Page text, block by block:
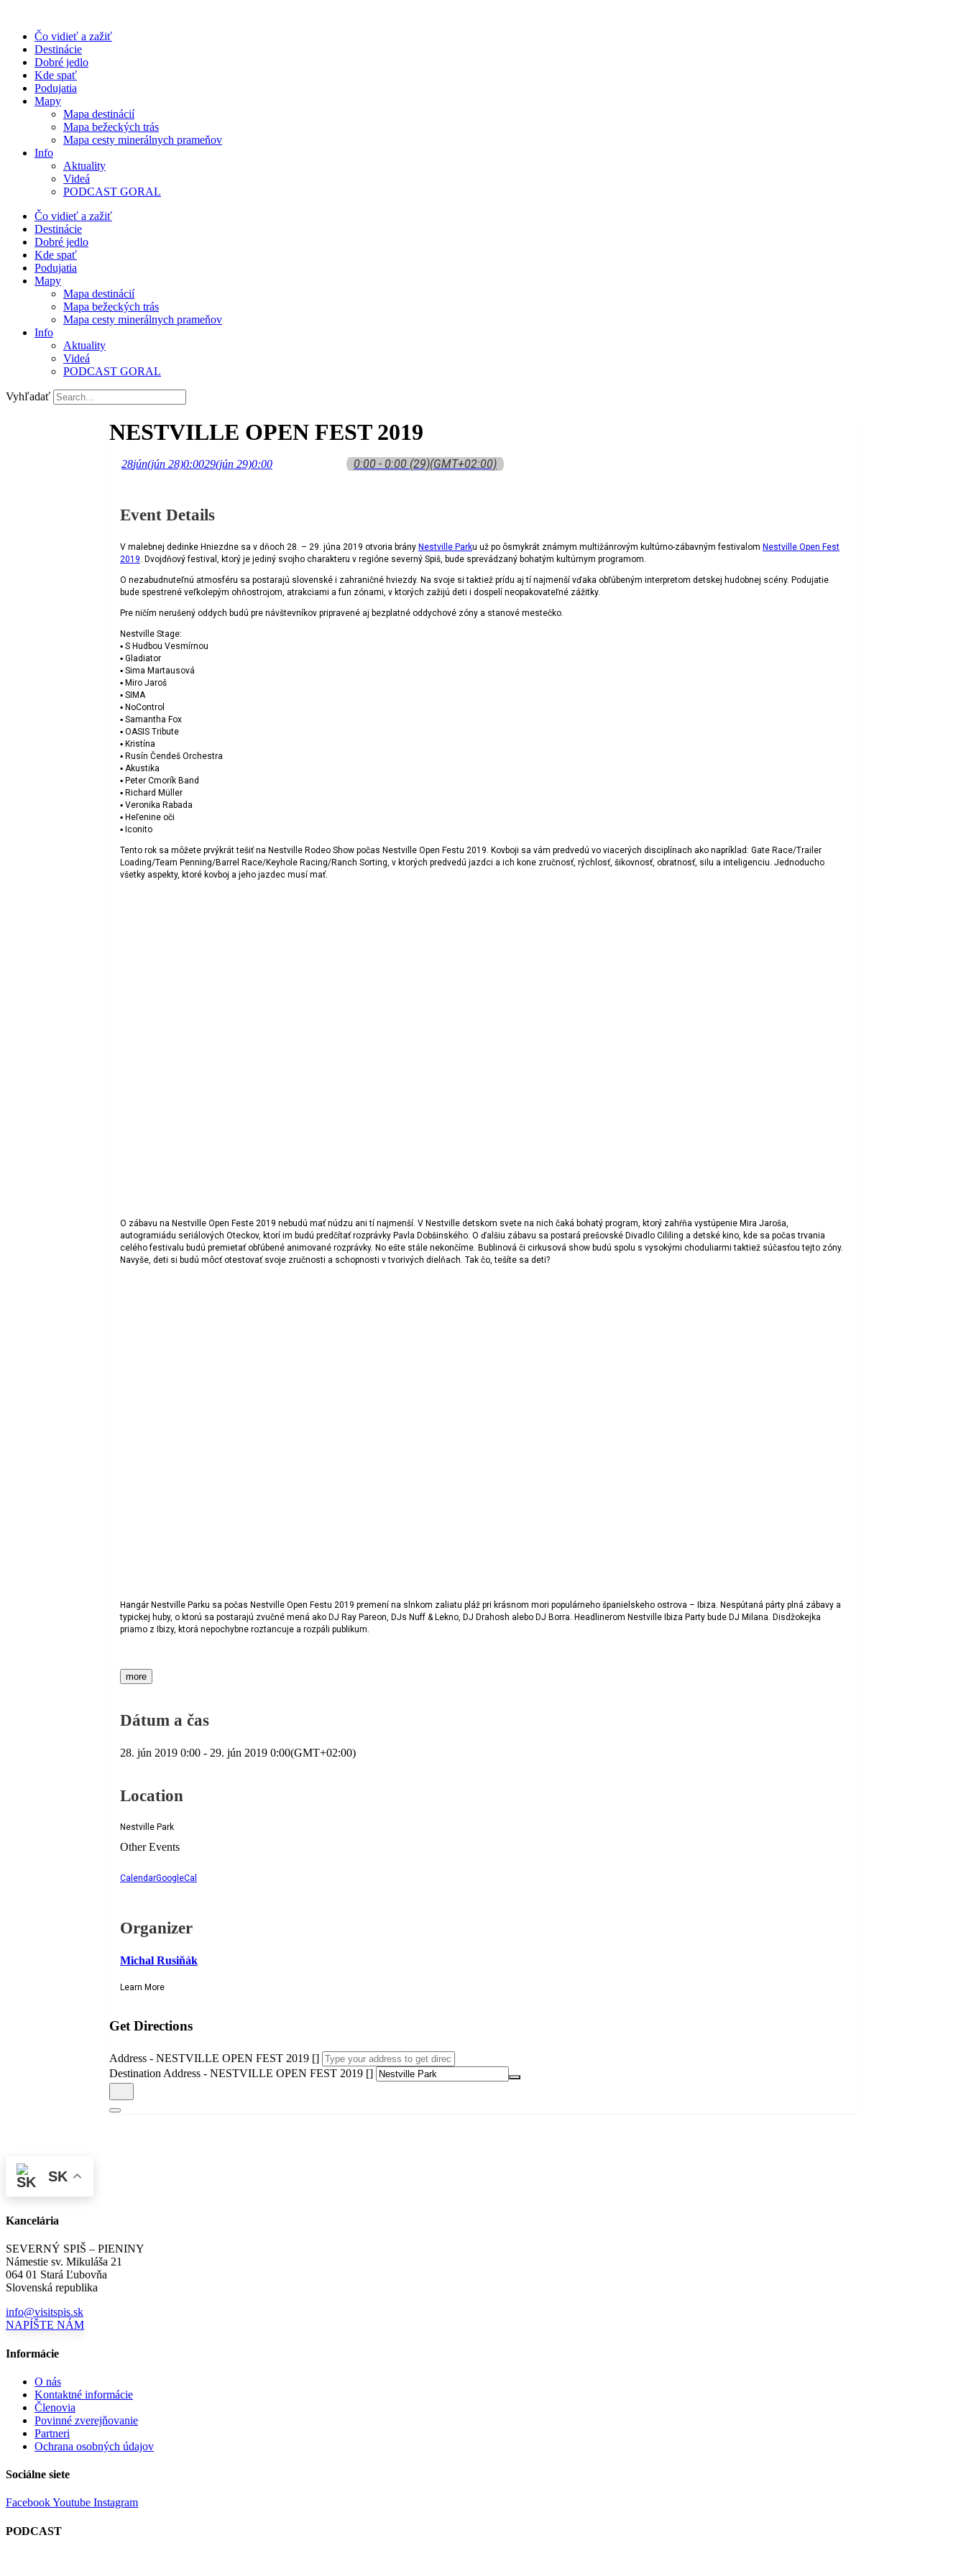
obsah
Čo vidieť a zažiť
Destinácie
Dobré jedlo
Kde spať
Podujatia
Mapy
Mapa destinácií
Mapa bežeckých trás
Mapa cesty minerálnych prameňov
Info
Aktuality
Videá
PODCAST GORAL
Čo vidieť a zažiť
Destinácie
Dobré jedlo
Kde spať
Podujatia
Mapy
Mapa destinácií
Mapa bežeckých trás
Mapa cesty minerálnych prameňov
Info
Aktuality
Videá
PODCAST GORAL
Vyhľadať
NESTVILLE OPEN FEST 2019
28jún(jún 28)0:0029(jún 29)0:00 0:00 - 0:00 (29)(GMT+02:00)
Event Details
V malebnej dedinke Hniezdne sa v dňoch 28. – 29. júna 2019 otvoria brány Nestville Parku už po ôsmykrát známym multižánrovým kultúrno-zábavným festivalom Nestville Open Fest
2019. Dvojdňový festival, ktorý je jediný svojho charakteru v regióne severný Spiš, bude sprevádzaný bohatým kultúrnym programom.
O nezabudnuteľnú atmosféru sa postarajú slovenské i zahraničné hviezdy. Na svoje si taktiež prídu aj tí najmenší vďaka obľúbeným interpretom detskej hudobnej scény. Podujatie
bude spestrené veľkolepým ohňostrojom, atrakciami a fun zónami, v ktorých zažijú deti i dospelí neopakovateľné zážitky.
Pre ničím nerušený oddych budú pre návštevníkov pripravené aj bezplatné oddychové zóny a stanové mestečko.
Nestville Stage:
▪️ S Hudbou Vesmírnou
▪️ Gladiator
▪️ Sima Martausová
▪️ Miro Jaroš
▪️ SIMA
▪️ NoControl
▪️ Samantha Fox
▪️ OASIS Tribute
▪️ Kristína
▪️ Rusín Čendeš Orchestra
▪️ Akustika
▪️ Peter Cmorík Band
▪️ Richard Müller
▪️ Veronika Rabada
▪️ Heľenine oči
▪️ Iconito
Tento rok sa môžete prvýkrát tešiť na Nestville Rodeo Show počas Nestville Open Festu 2019. Kovboji sa vám predvedú vo viacerých disciplínach ako napríklad: Gate Race/Trailer
Loading/Team Penning/Barrel Race/Keyhole Racing/Ranch Sorting, v ktorých predvedú jazdci a ich kone zručnosť, rýchlosť, šikovnosť, obratnosť, silu a inteligenciu. Jednoducho
všetky aspekty, ktoré kovboj a jeho jazdec musí mať.
O zábavu na Nestville Open Feste 2019 nebudú mať núdzu ani tí najmenší. V Nestville detskom svete na nich čaká bohatý program, ktorý zahŕňa vystúpenie Mira Jaroša,
autogramiádu seriálových Oteckov, ktorí im budú predčítať rozprávky Pavla Dobšinského. O ďalšiu zábavu sa postará prešovské Divadlo Cililing a detské kino, kde sa počas trvania
celého festivalu budú premietať obľúbené animované rozprávky. No ešte stále nekončíme. Bublinová či cirkusová show budú spolu s vysokými choduliarmi taktiež súčasťou tejto zóny.
Navyše, deti si budú môcť otestovať svoje zručnosti a schopnosti v tvorivých dielňach. Tak čo, tešíte sa deti?
Hangár Nestville Parku sa počas Nestville Open Festu 2019 premení na slnkom zaliatu pláž pri krásnom mori populárneho španielskeho ostrova – Ibiza. Nespútaná párty plná zábavy a
typickej huby, o ktorú sa postarajú zvučné mená ako DJ Ray Pareon, DJs Nuff & Lekno, DJ Drahosh alebo DJ Borra. Headlinerom Nestville Ibiza Party bude DJ Milana​. Disdžokejka
priamo z Ibizy, ktorá nepochybne roztancuje a rozpáli publikum.
more
Dátum a čas
28. jún 2019 0:00 - 29. jún 2019 0:00(GMT+02:00)
Location
Nestville Park
Other Events
CalendarGoogleCal
Organizer
Michal Rusiňák
Learn More
Get Directions
Address - NESTVILLE OPEN FEST 2019 []
Destination Address - NESTVILLE OPEN FEST 2019 []
SK
Kancelária
SEVERNÝ SPIŠ – PIENINY
Námestie sv. Mikuláša 21
064 01 Stará Ľubovňa
Slovenská republika
info@visitspis.sk
NAPÍŠTE NÁM
Informácie
O nás
Kontaktné informácie
Členovia
Povinné zverejňovanie
Partneri
Ochrana osobných údajov
Sociálne siete
FacebookYoutube Instagram
PODCAST